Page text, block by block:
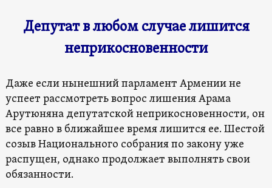
Депутат в любом случае лишится
неприкосновенности
Даже если нынешний парламент Армении не
успеет рассмотреть вопрос лишения Арама
Арутюняна депутатской неприкосновенности, он
все равно в ближайшее время лишится ее. Шестой
созыв Национального собрания по закону уже
распущен, однако продолжает выполнять свои
обязанности.